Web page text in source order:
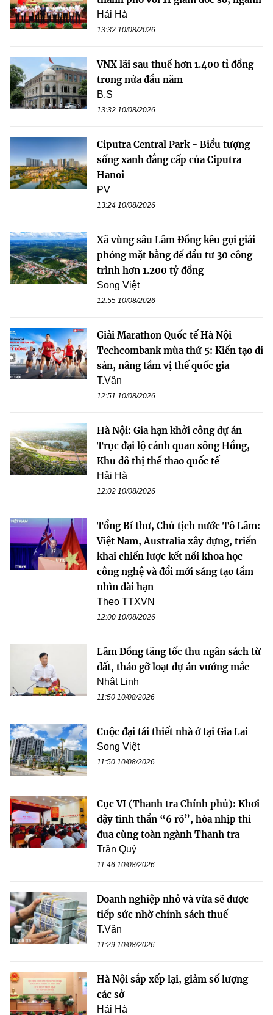
Hải Hà
13:32 10/08/2026
VNX lãi sau thuế hơn 1.400 tỉ đồng
trong nửa đầu năm
B.S
13:32 10/08/2026
Ciputra Central Park - Biểu tượng
sống xanh đẳng cấp của Ciputra
Hanoi
PV
13:24 10/08/2026
Xã vùng sâu Lâm Đồng kêu gọi giải
phóng mặt bằng để đầu tư 30 công
trình hơn 1.200 tỷ đồng
Song Việt
12:55 10/08/2026
Giải Marathon Quốc tế Hà Nội
Techcombank mùa thứ 5: Kiến tạo di
sản, nâng tầm vị thế quốc gia
T.Vân
12:51 10/08/2026
Hà Nội: Gia hạn khởi công dự án
Trục đại lộ cảnh quan sông Hồng,
Khu đô thị thể thao quốc tế
Hải Hà
12:02 10/08/2026
Tổng Bí thư, Chủ tịch nước Tô Lâm:
Việt Nam, Australia xây dựng, triển
khai chiến lược kết nối khoa học
công nghệ và đổi mới sáng tạo tầm
nhìn dài hạn
Theo TTXVN
12:00 10/08/2026
Lâm Đồng tăng tốc thu ngân sách từ
đất, tháo gỡ loạt dự án vướng mắc
Nhật Linh
11:50 10/08/2026
Cuộc đại tái thiết nhà ở tại Gia Lai
Song Việt
11:50 10/08/2026
Cục VI (Thanh tra Chính phủ): Khơi
dậy tinh thần “6 rõ”, hòa nhịp thi
đua cùng toàn ngành Thanh tra
Trần Quý
11:46 10/08/2026
Doanh nghiệp nhỏ và vừa sẽ được
tiếp sức nhờ chính sách thuế
T.Vân
11:29 10/08/2026
Hà Nội sắp xếp lại, giảm số lượng
các sở
Hải Hà